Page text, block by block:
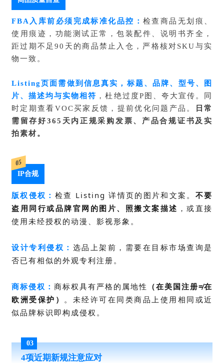
FBA入库前必须完成标准化品控： 检查商品无划痕、
使用痕迹，功能测试正常，包装配件、说明书齐全，
距过期不足90天的商品禁止入仓，严格核对SKU与实
物一致。
Listing页面需做到信息真实，标题、品牌、型号、图
片、描述均与实物相符 ，杜绝过度P图、夸大宣传。同
时定期查看VOC买家反馈，提前优化问题产品。
日常
需留存好365天内正规采购发票、产品合规证书及实
拍素材。
05
IP合规
版权侵权： 检查 Listing 详情页的图片和文案。 不要
盗用同行或品牌官网的图片、照搬文案描述 ，或直接
使用未经授权的动漫、影视形象。
设计专利侵权： 选品上架前，需要在目标市场查询是
否已有相似的外观专利注册。
商标侵权： 商标权具有严格的 属地性 （在美国注册≠在
欧洲受保护） 。未经许可在同类商品上使用相同或近
似品牌标识即构成侵权。
03
4项近期新规注意应对